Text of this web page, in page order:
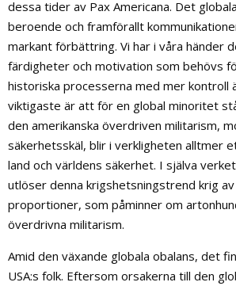
dessa tider av Pax Americana. Det
beroende och framförallt
markant förbättring. Vi har i våra händer
färdigheter och motivation som behövs
historiska processerna med mer kontroll
viktigaste är att för en global minoritet
den amerikanska överdriven militarism,
säkerhetsskäl, blir i verkligheten alltmer
land och världens säkerhet. I själva
utlöser denna krigshetsningstrend krig
proportioner, som påminner om
överdrivna militarism.
Amid den växande globala obalans, det
USA:s folk. Eftersom orsakerna till den